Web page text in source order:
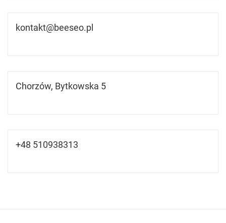
kontakt@beeseo.pl
Chorzów, Bytkowska 5
+48 510938313